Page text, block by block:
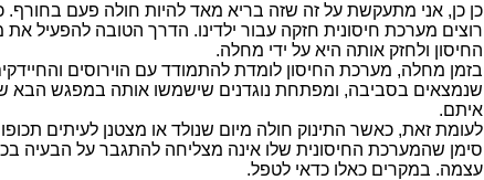
כן כן, אני מתעקשת על זה שזה בריא מאד להיות חולה פעם בחורף.
רוצים מערכת חיסונית חזקה עבור ילדינו. הדרך הטובה להפעיל
החיסון ולחזק אותה היא על ידי מחלה.
בזמן מחלה, מערכת החיסון לומדת להתמודד עם הוירוסים
שנמצאים בסביבה, ומפתחת נוגדנים שישמשו אותה במפגש הבא
איתם.
לעומת זאת, כאשר התינוק חולה מיום שנולד או מצטנן לעיתים
סימן שהמערכת החיסונית שלו אינה מצליחה להתגבר על הבעיה
עצמה. במקרים כאלו כדאי לטפל.